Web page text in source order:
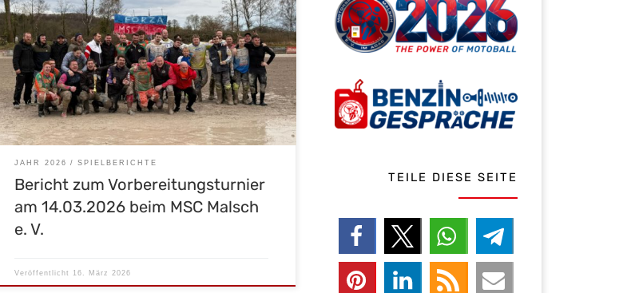
Vorbereitungsturnier zur kommenden Saison aus. Neben
der Heimmannschaft nahmen die Teams des MBC Houlgate,
MBC Kierspe sowie The Legends teil. Das Turnier bot allen
Mannschaften eine gute Gelegenheit, unter
Wettkampfbedingungen Spielpraxis zu sammeln und sich
auf die bevorstehende Saison vorzubereiten. […]
JAHR 2026 SPIELBERICHTE
Bericht zum Vorbereitungsturnier
am 14.03.2026 beim MSC Malsch
e. V.
Veröffentlicht 16. März 2026
TEILE DIESE SEITE